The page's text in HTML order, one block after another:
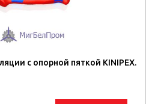
c опорной пяткой KINIPEX.